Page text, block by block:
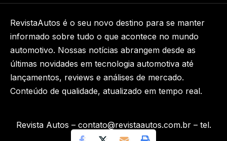
RevistaAutos é o seu novo destino para se manter
informado sobre tudo o que acontece no mundo
automotivo. Nossas notícias abrangem desde as
últimas novidades em tecnologia automotiva até
lançamentos, reviews e análises de mercado.
Conteúdo de qualidade, atualizado em tempo real.
Revista Autos – contato@revistaautos.com.br– tel.
(11)91754-6532